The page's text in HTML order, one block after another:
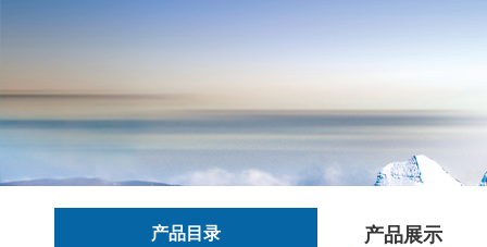
产品目录 产品展示